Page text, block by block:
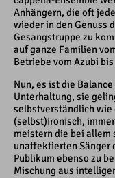
Anhängern, die oft
wieder in den Genuss
Gesangstruppe zu
auf ganze Familien
Betriebe vom Azubi
Nun, es ist die
Unterhaltung, sie
selbstverständlich wie
(selbst)ironisch,
meistern die bei allem
unaffektierten Sänger
Publikum ebenso zu
Mischung aus